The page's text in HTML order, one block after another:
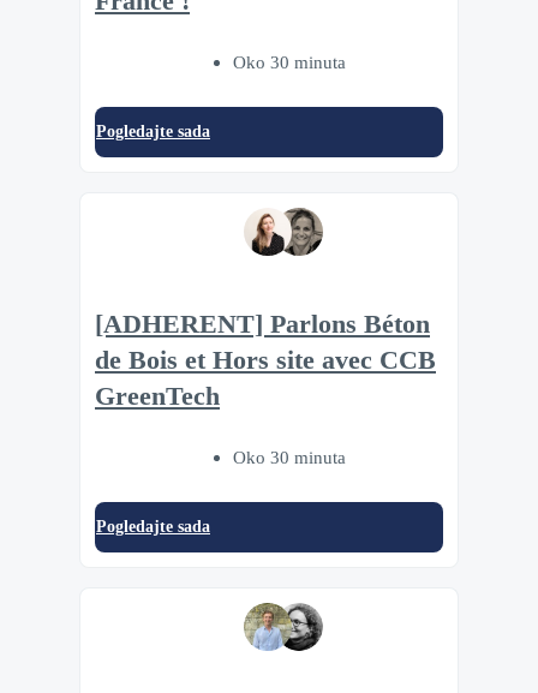
Oko 30 minuta
Pogledajte sada
[ADHERENT] Parlons Béton
de Bois et Hors site avec CCB
GreenTech
Oko 30 minuta
Pogledajte sada